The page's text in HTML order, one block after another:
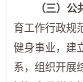
（三）公
育工作行政规
健身事业，建
系，组织开展